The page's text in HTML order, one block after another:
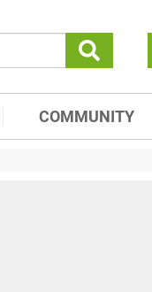
COMMUNITY